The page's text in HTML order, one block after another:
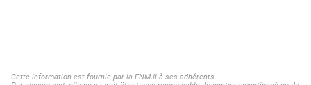
Cette information est fournie par la FNMJI à ses adhérents.